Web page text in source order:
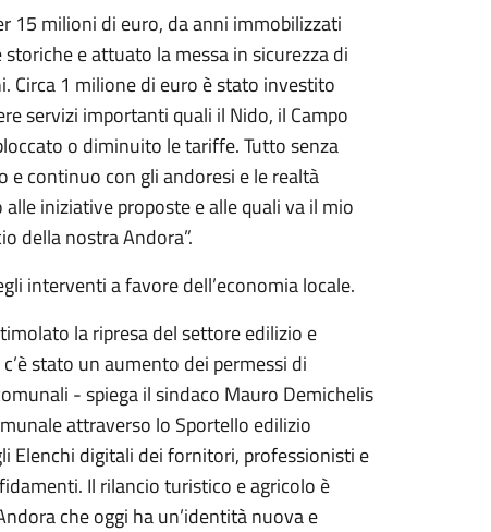
15 milioni di euro, da anni immobilizzati
e attuato la messa in sicurezza di
Circa 1 milione di euro è stato investito
servizi importanti quali il Nido, il Campo
o diminuito le tariffe. Tutto senza
continuo con gli andoresi e le realtà
iniziative proposte e alle quali va il mio
della nostra Andora”.
interventi a favore dell’economia locale.
la ripresa del settore edilizio e
stato un aumento dei permessi di
- spiega il sindaco Mauro Demichelis
attraverso lo Sportello edilizio
Elenchi digitali dei fornitori, professionisti e
Il rilancio turistico e agricolo è
che oggi ha un’identità nuova e